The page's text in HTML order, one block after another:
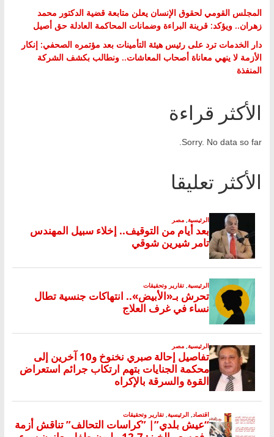
المجلس القومي لحقوق الإنسان يعلن متابعة قضية الدكتور محمد
زهران.. ويؤكد: قرينة البراءة وضمانات المحاكمة العادلة حق أصيل
دار الخدمات ترد على رئيس هيئة التأمينات بعد مؤتمره الصحفي: إنكار
الأزمة لا ينهي معاناة أصحاب المعاشات.. ونطالب بكشف الشركة
المنفذة
الأكثر قراءة
Sorry. No data so far.
الأكثر تعليقا